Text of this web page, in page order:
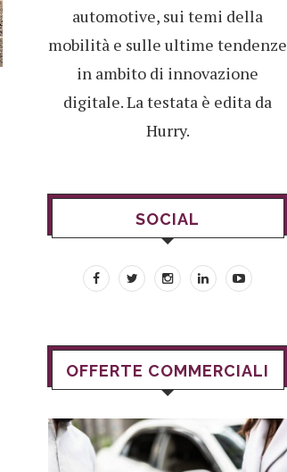
automotive, sui temi della
mobilità e sulle ultime tendenze
in ambito di innovazione
digitale. La testata è edita da
Hurry.
SOCIAL
OFFERTE COMMERCIALI